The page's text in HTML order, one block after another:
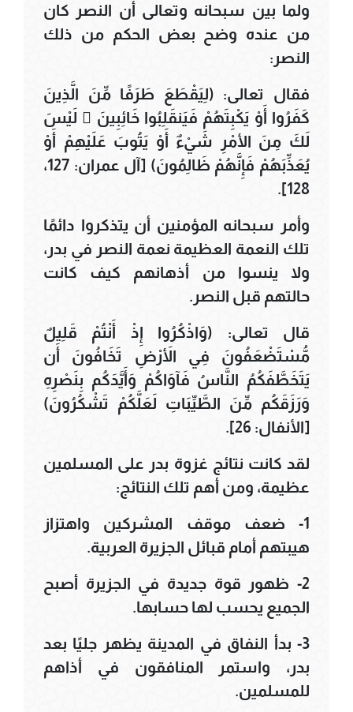
ولما بين سبحانه وتعالى أن النصر كان
من عنده وضح بعض الحكم من ذلك
النصر:
فقال تعالى: (لِيَقْطَعَ طَرَفًا مِّنَ الَّذِينَ
كَفَرُوا أَوْ يَكْبِتَهُمْ فَيَنقَلِبُوا خَائِبِينَ  لَيْسَ
لَكَ مِنَ الأمْرِ شَيْءٌ أَوْ يَتُوبَ عَلَيْهِمْ أَوْ
يُعَذِّبَهُمْ فَإِنَّهُمْ ظَالِمُونَ) [آل عمران: 127،
128].
وأمر سبحانه المؤمنين أن يتذكروا دائمًا
تلك النعمة العظيمة نعمة النصر في بدر،
ولا ينسوا من أذهانهم كيف كانت
حالتهم قبل النصر.
قال تعالى: (وَاذْكُرُوا إِذْ أَنْتُمْ قَلِيلٌ
مُّسْتَضْعَفُونَ فِي الأَرْضِ تَخَافُونَ أَن
يَتَخَطَّفَكُمُ النَّاسُ فَآوَاكُمْ وَأَيَّدَكُم بِنَصْرِهِ
وَرَزَقَكُم مِّنَ الطَّيِّبَاتِ لَعَلَّكُمْ تَشْكُرُونَ)
[الأنفال: 26].
لقد كانت نتائج غزوة بدر على المسلمين
عظيمة، ومن أهم تلك النتائج:
1- ضعف موقف المشركين واهتزاز
هيبتهم أمام قبائل الجزيرة العربية.
2- ظهور قوة جديدة في الجزيرة أصبح
الجميع يحسب لها حسابها.
3- بدأ النفاق في المدينة يظهر جليًا بعد
بدر، واستمر المنافقون في أذاهم
للمسلمين.